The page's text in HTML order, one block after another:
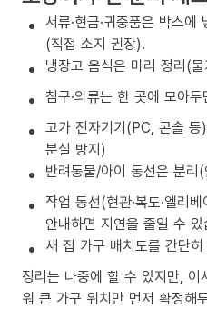
서류·현금·귀중품은 박스
(직접 소지 권장).
냉장고 음식은 미리 정리(
침구·의류는 한 곳에 모아
고가 전자기기(PC, 콘솔
분실 방지)
반려동물/아이 동선은 분리
작업 동선(현관·복도·엘리
안내하면 지연을 줄일 수 있
새 집 가구 배치도를 간단
정리는 나중에 할 수 있지만,
워 큰 가구 위치만 먼저 확정해